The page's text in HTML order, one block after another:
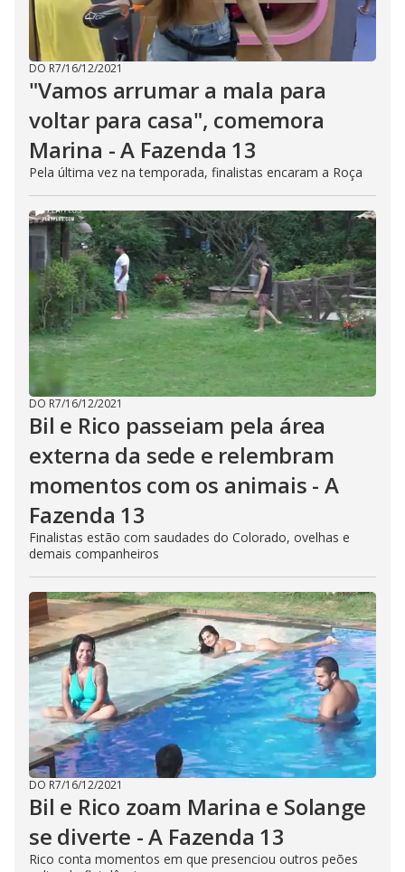
DO R7/16/12/2021
"Vamos arrumar a mala para
voltar para casa", comemora
Marina - A Fazenda 13
Pela última vez na temporada, finalistas encaram a Roça
DO R7/16/12/2021
Bil e Rico passeiam pela área
externa da sede e relembram
momentos com os animais - A
Fazenda 13
Finalistas estão com saudades do Colorado, ovelhas e
demais companheiros
DO R7/16/12/2021
Bil e Rico zoam Marina e Solange
se diverte - A Fazenda 13
Rico conta momentos em que presenciou outros peões